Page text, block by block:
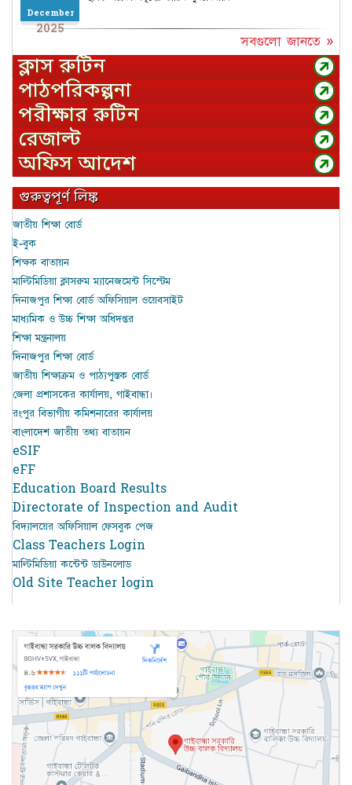
December
2025
সবগুলো জানতে »
ক্লাস রুটিন
পাঠপরিকল্পনা
পরীক্ষার রুটিন
রেজাল্ট
অফিস আদেশ
গুরুত্বপূর্ণ লিঙ্ক
জাতীয় শিক্ষা বোর্ড
ই-বুক
শিক্ষক বাতায়ন
মাল্টিমিডিয়া ক্লাসরুম ম্যানেজমেন্ট সিস্টেম
দিনাজপুর শিক্ষা বোর্ড অফিসিয়াল ওয়েবসাইট
মাধ্যমিক ও উচ্চ শিক্ষা অধিদপ্তর
শিক্ষা মন্ত্রনালয়
দিনাজপুর শিক্ষা বোর্ড
জাতীয় শিক্ষাক্রম ও পাঠ্যপুস্তক বোর্ড
জেলা প্রশাসকের কার্যালয়, গাইবান্ধা।
রংপুর বিভাগীয় কমিশনারের কার্যালয়
বাংলাদেশ জাতীয় তথ্য বাতায়ন
eSIF
eFF
Education Board Results
Directorate of Inspection and Audit
বিদ্যালয়ের অফিসিয়াল ফেসবুক পেজ
Class Teachers Login
মাল্টিমিডিয়া কন্টেন্ট ডাউনলোড
Old Site Teacher login